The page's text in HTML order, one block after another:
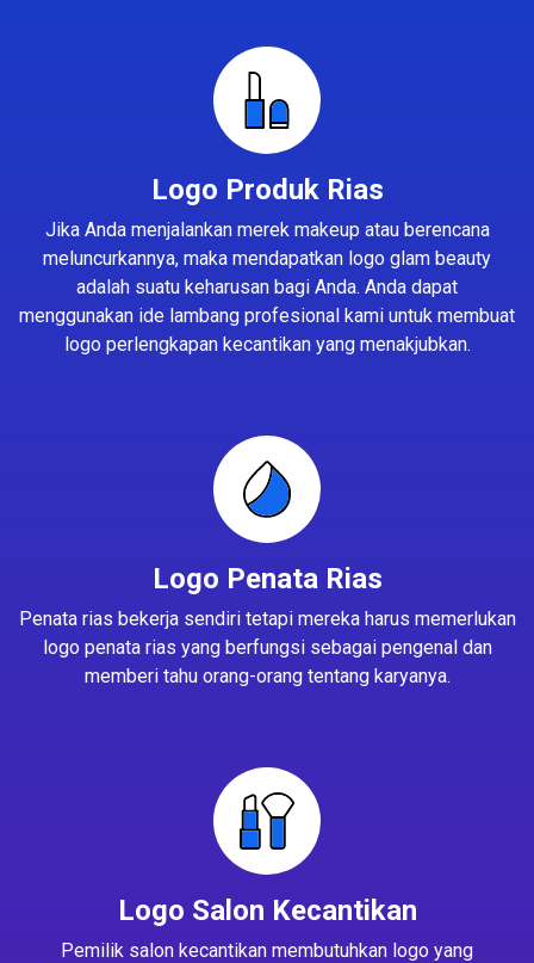
Logo Produk Rias
Jika Anda menjalankan merek makeup atau berencana
meluncurkannya, maka mendapatkan logo glam beauty
adalah suatu keharusan bagi Anda. Anda dapat
menggunakan ide lambang profesional kami untuk membuat
logo perlengkapan kecantikan yang menakjubkan.
Logo Penata Rias
Penata rias bekerja sendiri tetapi mereka harus memerlukan
logo penata rias yang berfungsi sebagai pengenal dan
memberi tahu orang-orang tentang karyanya.
Logo Salon Kecantikan
Pemilik salon kecantikan membutuhkan logo yang